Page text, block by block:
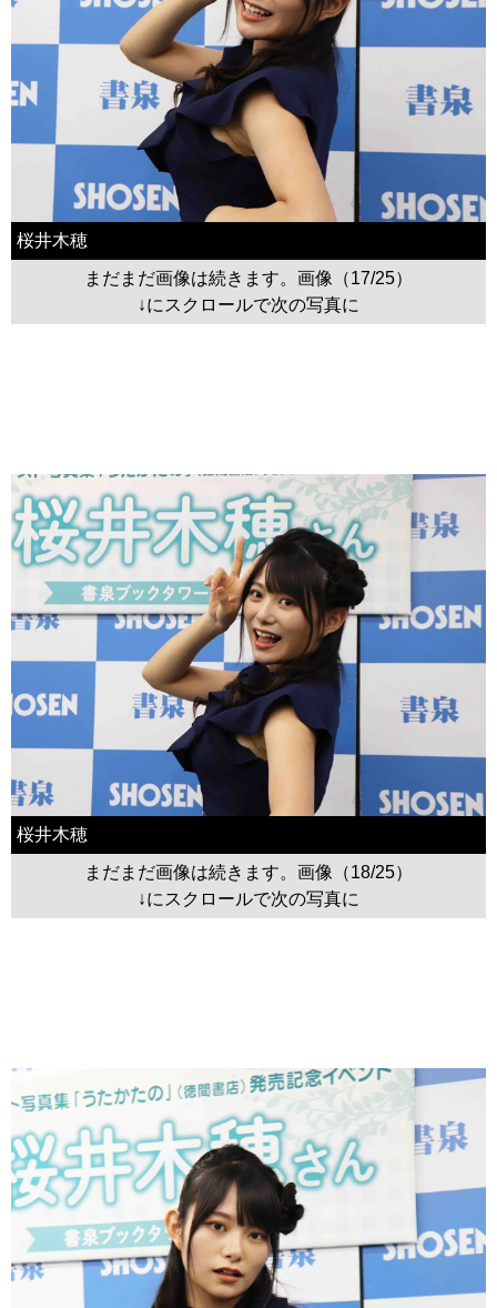
桜井木穂
まだまだ画像は続きます。画像（17/25）
↓にスクロールで次の写真に
桜井木穂
まだまだ画像は続きます。画像（18/25）
↓にスクロールで次の写真に